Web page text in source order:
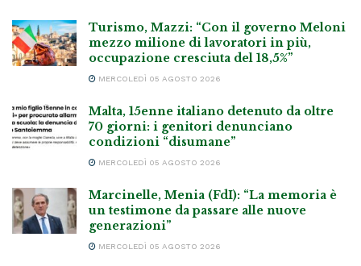
Turismo, Mazzi: “Con il governo Meloni
mezzo milione di lavoratori in più,
occupazione cresciuta del 18,5%”
MERCOLEDÌ 05 AGOSTO 2026
Malta, 15enne italiano detenuto da oltre
70 giorni: i genitori denunciano
condizioni “disumane”
MERCOLEDÌ 05 AGOSTO 2026
Marcinelle, Menia (FdI): “La memoria è
un testimone da passare alle nuove
generazioni”
MERCOLEDÌ 05 AGOSTO 2026